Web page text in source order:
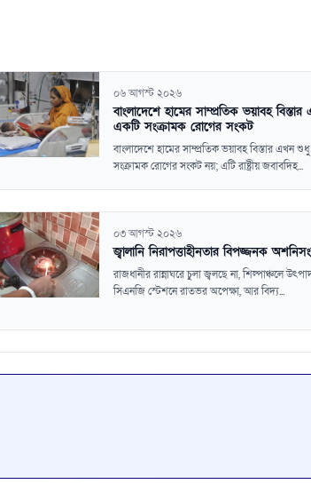
০৬ আগস্ট ২০২৬
বাংলাদেশে হামের সাম্প্রতিক ভয়াবহ
একটি সংক্রামক রোগের সংকট
বাংলাদেশে হামের সাম্প্রতিক ভয়াবহ বিস্তার এখন
সংক্রামক রোগের সংকট নয়; এটি রাষ্ট্রীয় জবাবদিহ...
০৩ আগস্ট ২০২৬
জ্বালানি নিরাপত্তাহীনতার বিপজ্জনক
রাজধানীর রান্নাঘরে চুলা জ্বলছে না, শিল্পাঞ্চলে
সিএনজি স্টেশনে রাতভর অপেক্ষা, আর বিদ্য...